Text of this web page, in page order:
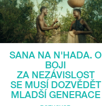
SANA NA N'HADA. O
BOJI
ZA NEZÁVISLOST
SE MUSÍ DOZVĚDĚT
MLADŠÍ GENERACE